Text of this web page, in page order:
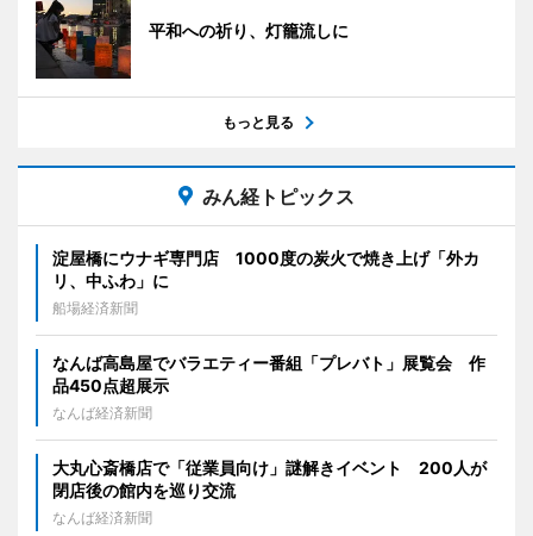
平和への祈り、灯籠流しに
もっと見る
みん経トピックス
淀屋橋にウナギ専門店 1000度の炭火で焼き上げ「外カ
リ、中ふわ」に
船場経済新聞
なんば高島屋でバラエティー番組「プレバト」展覧会 作
品450点超展示
なんば経済新聞
大丸心斎橋店で「従業員向け」謎解きイベント 200人が
閉店後の館内を巡り交流
なんば経済新聞